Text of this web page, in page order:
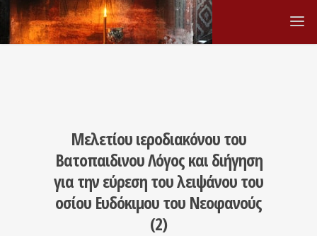
Μελετίου ιεροδιακόνου του
Βατοπαιδινου Λόγος και διήγηση
για την εύρεση του λειψάνου του
οσίου Ευδόκιμου του Νεοφανούς
(2)